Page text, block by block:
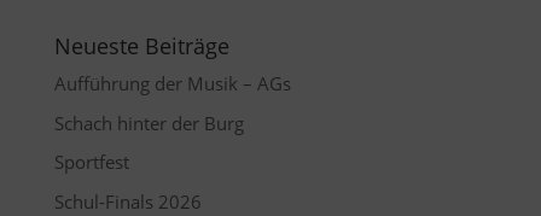
Neueste Beiträge
Aufführung der Musik – AGs
Schach hinter der Burg
Sportfest
Schul-Finals 2026